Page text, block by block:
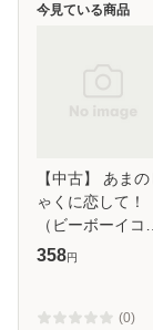
【中古】 あまの
ゃくに恋して！
（ビーボーイコミ
ックスデラック
ク]【メール便送
358円
(0)
今見ている商品